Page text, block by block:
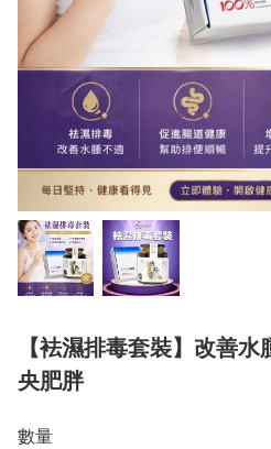
【袪濕排毒套裝】改善
央肥胖
數量